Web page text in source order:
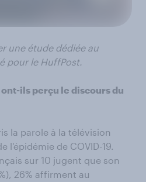
une étude dédiée au
pour le HuffPost.
ils perçu le discours du
la parole à la télévision
l'épidémie de COVID-19.
sur 10 jugent que son
26% affirment au